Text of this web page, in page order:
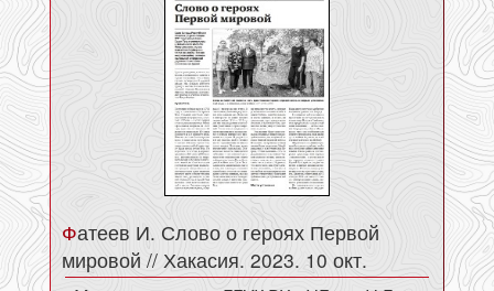
Фатеев И. Слово о героях Первой
мировой // Хакасия. 2023. 10 окт.